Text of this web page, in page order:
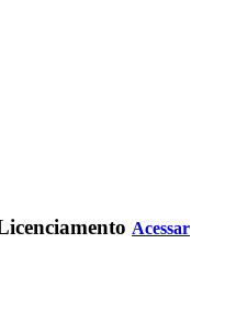
Acessar